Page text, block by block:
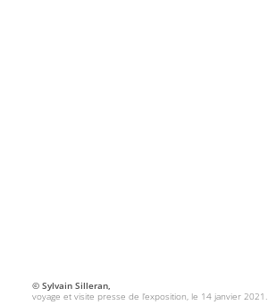
© Sylvain Silleran,
voyage et visite presse de l’exposition, le 14 janvier 2021.